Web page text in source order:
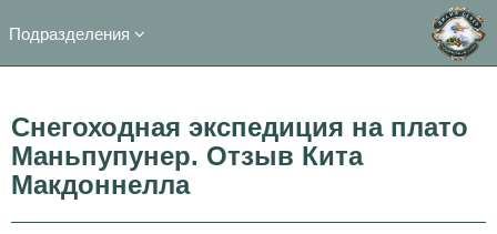
Подразделения
Снегоходная экспедиция на плато
Маньпупунер. Отзыв Кита
Макдоннелла